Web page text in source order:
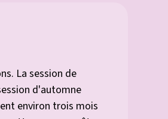
La session de
d'automne
environ trois mois